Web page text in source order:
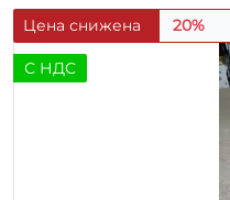
Цена снижена 20%
С НДС